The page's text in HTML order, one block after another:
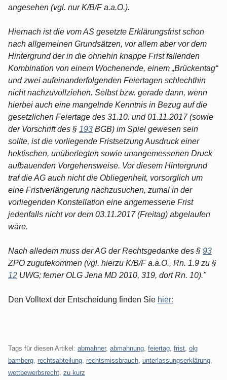
angesehen (vgl. nur K/B/F a.a.O.).
Hiernach ist die vom AS gesetzte Erklärungsfrist schon
nach allgemeinen Grundsätzen, vor allem aber vor dem
Hintergrund der in die ohnehin knappe Frist fallenden
Kombination von einem Wochenende, einem „Brückentag“
und zwei aufeinanderfolgenden Feiertagen schlechthin
nicht nachzuvollziehen. Selbst bzw. gerade dann, wenn
hierbei auch eine mangelnde Kenntnis in Bezug auf die
gesetzlichen Feiertage des 31.10. und 01.11.2017 (sowie
der Vorschrift des § 193 BGB) im Spiel gewesen sein
sollte, ist die vorliegende Fristsetzung Ausdruck einer
hektischen, unüberlegten sowie unangemessenen Druck
aufbauenden Vorgehensweise. Vor diesem Hintergrund
traf die AG auch nicht die Obliegenheit, vorsorglich um
eine Fristverlängerung nachzusuchen, zumal in der
vorliegenden Konstellation eine angemessene Frist
jedenfalls nicht vor dem 03.11.2017 (Freitag) abgelaufen
wäre.
Nach alledem muss der AG der Rechtsgedanke des § 93
ZPO zugutekommen (vgl. hierzu K/B/F a.a.O., Rn. 1.9 zu §
12 UWG; ferner OLG Jena MD 2010, 319, dort Rn. 10)."
Den Volltext der Entscheidung finden Sie hier:
Tags für diesen Artikel: abmahner, abmahnung feiertag frist olg
bamberg rechtsabteilung rechtsmissbrauch unterlassungserklärung
wettbewerbsrecht zu kurz